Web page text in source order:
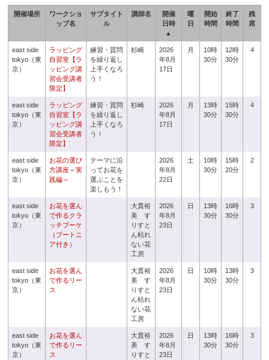
開催場所
ワークショ
ップ名
サブタイト
ル
講師名
開催
日時
▲
曜
日
開始
時間
終了
時間
残
席
east side
tokyo（東
京）
ラッピング
自習室【ラ
ッピング講
習会受講者
限定】
練習・質問
を繰り返し
上手くなろ
う！
杉崎
2026
年8月
17日
月
10時
30分
12時
30分
4
east side
tokyo（東
京）
ラッピング
自習室【ラ
ッピング講
習会受講者
限定】
練習・質問
を繰り返し
上手くなろ
う！
杉崎
2026
年8月
17日
月
13時
30分
15時
30分
4
east side
tokyo（東
京）
お花の選び
方講座～実
践編～
テーマに沿
ってお花を
選ぶことを
楽しもう！
2026
年8月
22日
土
10時
30分
15時
20分
2
east side
tokyo（東
京）
お花を選ん
で作るクラ
ッチブーケ
（ブートニ
ア付き）
大貫裕
美 す
りすと
ん枯れ
ない花
工房
2026
年8月
23日
日
13時
30分
16時
30分
3
east side
tokyo（東
京）
お花を選ん
で作るリー
ス
大貫裕
美 す
りすと
ん枯れ
ない花
工房
2026
年8月
23日
日
10時
30分
13時
30分
3
east side
tokyo（東
京）
お花を選ん
で作るリー
ス
大貫裕
美 す
りすと
2026
年8月
23日
日
13時
30分
16時
30分
3